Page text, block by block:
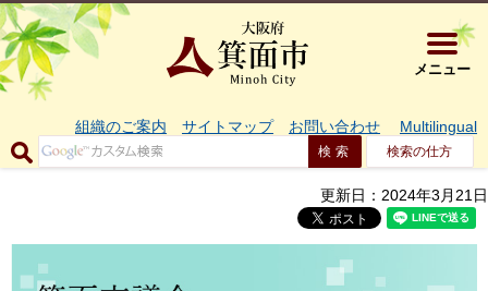
大阪府箕
メニュー
組織のご案内 サイトマップ お問い合わせ Multilingual
検索の仕方
更新日：2024年3月21日